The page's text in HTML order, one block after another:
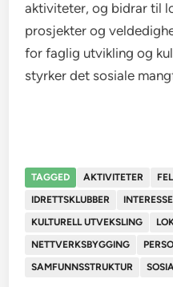
aktiviteter, og bidrar til
prosjekter og
for faglig utvikling og
styrker det sosiale
TAGGED AKTIVITETER
IDRETTSKLUBBER
KULTURELL UTVEKSLING
NETTVERKSBYGGING
SAMFUNNSSTRUKTUR